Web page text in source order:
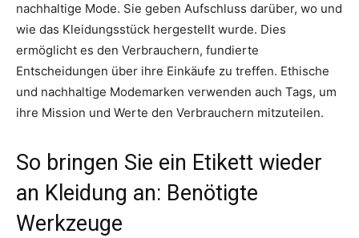
nachhaltige Mode. Sie geben Aufschluss darüber, wo und
wie das Kleidungsstück hergestellt wurde. Dies
ermöglicht es den Verbrauchern, fundierte
Entscheidungen über ihre Einkäufe zu treffen. Ethische
und nachhaltige Modemarken verwenden auch Tags, um
ihre Mission und Werte den Verbrauchern mitzuteilen.
So bringen Sie ein Etikett wieder
an Kleidung an: Benötigte
Werkzeuge